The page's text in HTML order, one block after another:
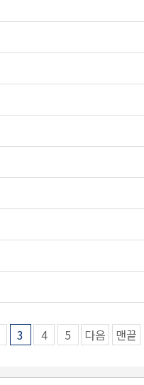
3 4 5 다음 맨끝